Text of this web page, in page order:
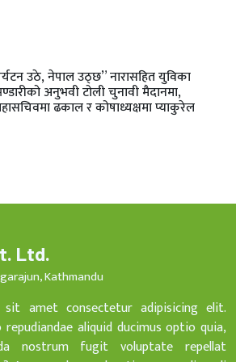
उठे, नेपाल उठ्छ” नारासहित युविका
अनुभवी टोली चुनावी मैदानमा,
ढकाल र कोषाध्यक्षमा प्याकुरेल
Ltd.
Kathmandu
sit amet consectetur adipisicing elit.
aliquid ducimus optio quia,
nostrum fugit voluptate repellat